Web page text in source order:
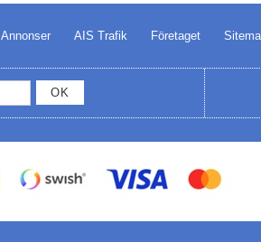
Annonser AIS Trafik Företaget
OK